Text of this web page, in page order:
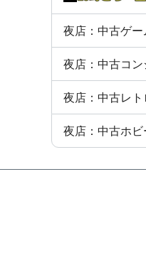
夜店：中古ゲ
夜店：中古コ
夜店：中古レ
夜店：中古ホビ